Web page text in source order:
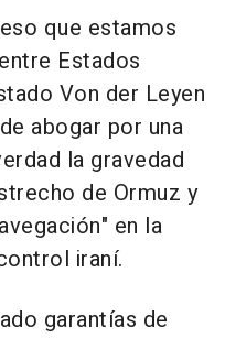
que estamos
Estados
Von der Leyen
abogar por una
la gravedad
de Ormuz y
en la
iraní.
garantías de